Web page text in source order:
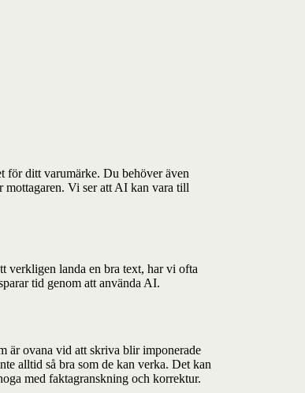
för ditt varumärke. Du behöver även
mottagaren. Vi ser att AI kan vara till
verkligen landa en bra text, har vi ofta
tid genom att använda AI.
är ovana vid att skriva blir imponerade
alltid så bra som de kan verka. Det kan
med faktagranskning och korrektur.